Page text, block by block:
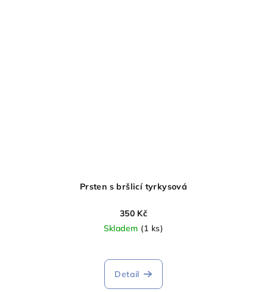
Prsten s bršlicí tyrkysová
350 Kč
Skladem (1 ks)
Detail